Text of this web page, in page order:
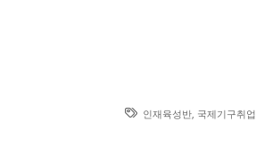
인재육성반 국제기구취업